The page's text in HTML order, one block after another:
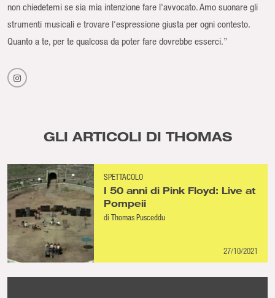
non chiedetemi se sia mia intenzione fare l'avvocato. Amo suonare gli
strumenti musicali e trovare l'espressione giusta per ogni contesto.
Quanto a te, per te qualcosa da poter fare dovrebbe esserci.”
GLI ARTICOLI DI THOMAS
SPETTACOLO
I 50 anni di Pink Floyd: Live at
Pompeii
diThomas Pusceddu
27/10/2021